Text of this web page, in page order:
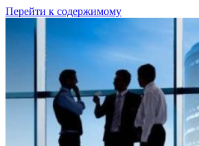
Перейти к содержимому